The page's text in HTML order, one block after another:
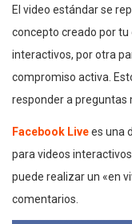
El video estándar se
concepto creado por
interactivos, por otra
compromiso activa.
responder a preguntas
Facebook Livees una
para videos
puede realizar un «en
comentarios.